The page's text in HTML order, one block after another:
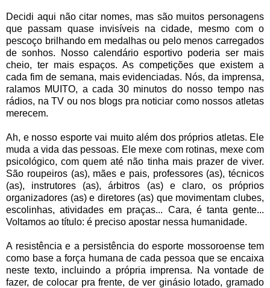
Decidi aqui não citar nomes, mas são muitos personagens
que passam quase invisíveis na cidade, mesmo com o
pescoço brilhando em medalhas ou pelo menos carregados
de sonhos. Nosso calendário esportivo poderia ser mais
cheio, ter mais espaços. As competições que existem a
cada fim de semana, mais evidenciadas. Nós, da imprensa,
ralamos MUITO, a cada 30 minutos do nosso tempo nas
rádios, na TV ou nos blogs pra noticiar como nossos atletas
merecem.
Ah, e nosso esporte vai muito além dos próprios atletas. Ele
muda a vida das pessoas. Ele mexe com rotinas, mexe com
psicológico, com quem até não tinha mais prazer de viver.
São roupeiros (as), mães e pais, professores (as), técnicos
(as), instrutores (as), árbitros (as) e claro, os próprios
organizadores (as) e diretores (as) que movimentam clubes,
escolinhas, atividades em praças... Cara, é tanta gente...
Voltamos ao título: é preciso apostar nessa humanidade.
A resistência e a persistência do esporte mossoroense tem
como base a força humana de cada pessoa que se encaixa
neste texto, incluindo a própria imprensa. Na vontade de
fazer, de colocar pra frente, de ver ginásio lotado, gramado